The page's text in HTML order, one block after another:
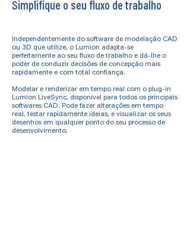
Simplifique o seu fluxo de trabalho
Independentemente do software de modelação CAD
ou 3D que utilize, o Lumion adapta-se
perfeitamente ao seu fluxo de trabalho e dá-lhe o
poder de conduzir decisões de concepção mais
rapidamente e com total confiança.
Modelar e renderizar em tempo real com o plug-in
Lumion LiveSync, disponível para todos os principais
softwares CAD. Pode fazer alterações em tempo
real, testar rapidamente ideias, e visualizar os seus
desenhos em qualquer ponto do seu processo de
desenvolvimento.